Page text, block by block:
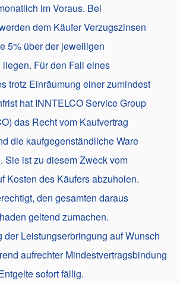
im Voraus. Bei
dem Käufer Verzugszinsen
5% über der jeweiligen
Für den Fall eines
trotz Einräumung einer zumindest
hat INNTELCO Service Group
das Recht vom Kaufvertrag
die kaufgegenständliche Ware
Sie ist zu diesem Zweck vom
Kosten des Käufers abzuholen.
den gesamten daraus
geltend zumachen.
der Leistungserbringung auf Wunsch
aufrechter Mindestvertragsbindung
sofort fällig.